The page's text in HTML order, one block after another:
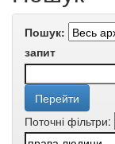
Пошук:
запит
Поточні фільтри: